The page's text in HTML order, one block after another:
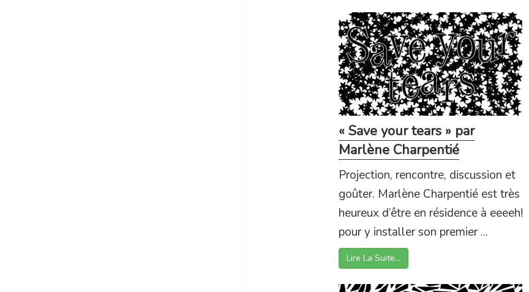
« Save your tears » par
Marlène Charpentié
Projection, rencontre, discussion et
goûter. Marlène Charpentié est très
heureux d’être en résidence à eeeeh!
pour y installer son premier ...
Lire La Suite…